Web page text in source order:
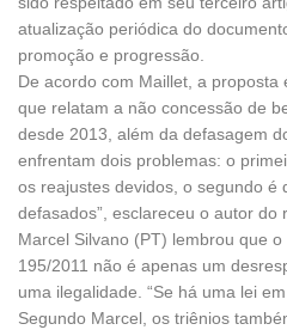
atualização periódica do
promoção e progressão.
De acordo com Maillet, a proposta
que relatam a não concessão de
desde 2013, além da defasagem
enfrentam dois problemas: o
os reajustes devidos, o segundo é
defasados”, esclareceu o autor do
Marcel Silvano (PT) lembrou que
195/2011 não é apenas um
uma ilegalidade. “Se há uma lei
Segundo Marcel, os triênios